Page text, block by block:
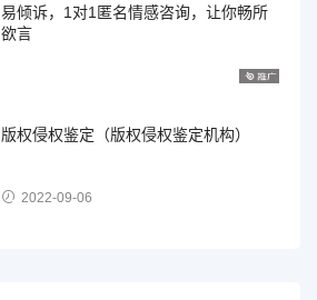
易倾诉，1对1匿名情感咨询，让你畅所
欲言
版权侵权鉴定（版权侵权鉴定机构）
2022-09-06